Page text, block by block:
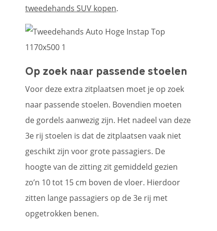
tweedehands SUV kopen.
Op zoek naar passende stoelen
Voor deze extra zitplaatsen moet je op zoek
naar passende stoelen. Bovendien moeten
de gordels aanwezig zijn. Het nadeel van deze
3e rij stoelen is dat de zitplaatsen vaak niet
geschikt zijn voor grote passagiers. De
hoogte van de zitting zit gemiddeld gezien
zo’n 10 tot 15 cm boven de vloer. Hierdoor
zitten lange passagiers op de 3e rij met
opgetrokken benen.